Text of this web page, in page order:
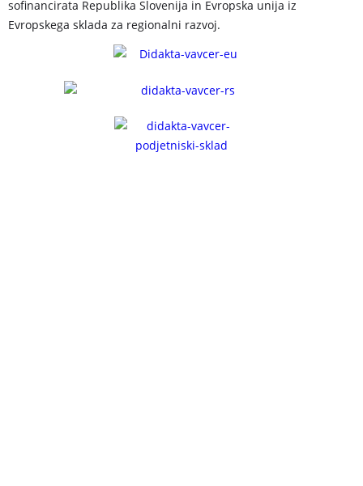
sofinancirata Republika Slovenija in Evropska unija iz
Evropskega sklada za regionalni razvoj.